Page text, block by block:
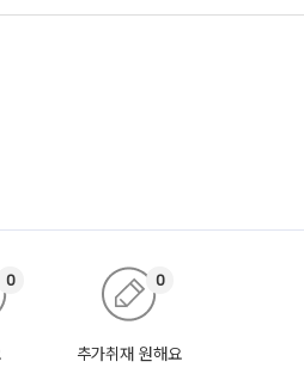
0
추가취재 원해요
0